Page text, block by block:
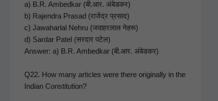
a) B.R. Ambed­kar (बी.आर. अंबेडकर)
b) Rajen­dra Prasad (राजेंद्र प्रसाद)
c) Jawa­har­lal Nehru (जवाहरलाल नेहरू)
d) Sar­dar Patel (सरदार पटेल)
Answer: a) B.R. Ambed­kar (बी.आर. अंबेडकर)
Q22. How many arti­cles were there orig­i­nal­ly in the
Indi­an Constitution?